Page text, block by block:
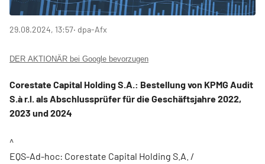
29.08.2024, 13:57‧ dpa-Afx
DER AKTIONÄR bei Google bevorzugen
Corestate Capital Holding S.A.: Bestellung von KPMG Audit
S.à r.l. als Abschlussprüfer für die Geschäftsjahre 2022,
2023 und 2024
^
EQS-Ad-hoc: Corestate Capital Holding S.A. /